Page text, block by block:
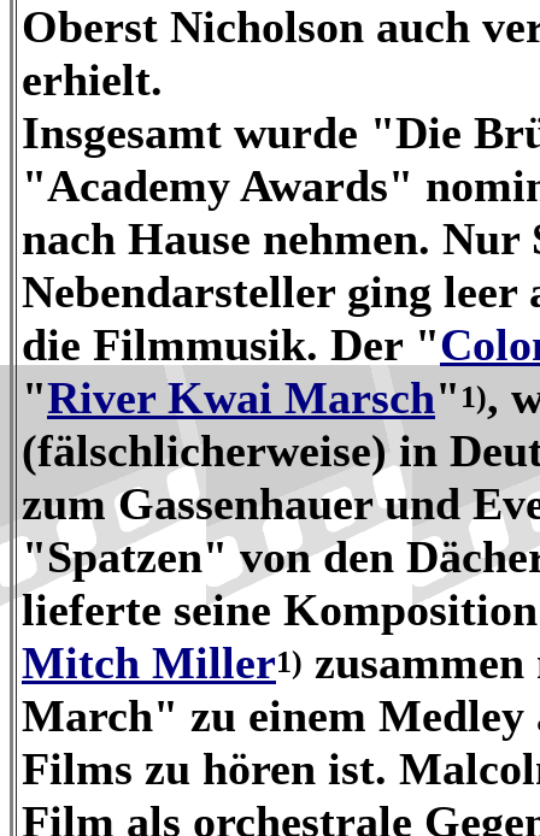
Oberst Nicholson auch
erhielt.
Insgesamt wurde "Die
"Academy Awards"
nach Hause nehmen. Nur
Nebendarsteller ging leer
die Filmmusik. Der "
"River Kwai Marsch" 1),
(fälschlicherweise) in
zum Gassenhauer und
"Spatzen" von den
lieferte seine
Mitch Miller1)
March" zu einem Medley
Films zu hören ist.
Film als orchestrale